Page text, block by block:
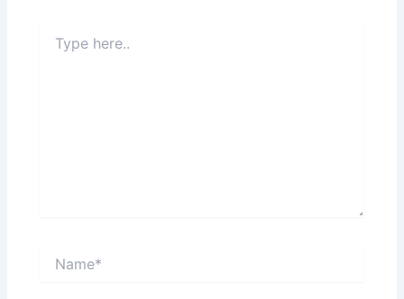
here..